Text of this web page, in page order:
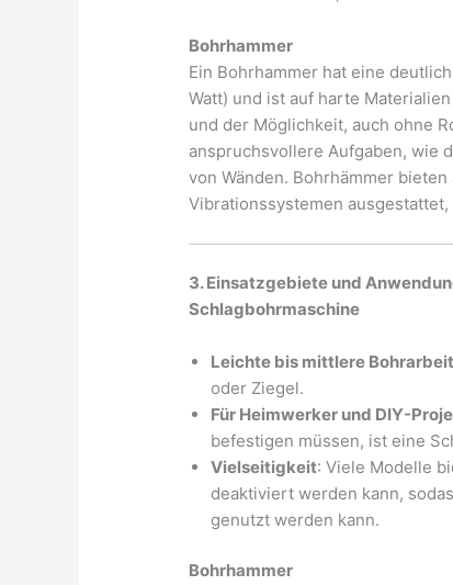
Bohrhammer
Ein Bohrhammer hat eine
Watt) und ist auf harte
und der Möglichkeit, auch ohne
anspruchsvollere Aufgaben, wie
von Wänden. Bohrhämmer
Vibrationssystemen
3. Einsatzgebiete und
Schlagbohrmaschine
Leichte bis mittlere
oder Ziegel.
Für Heimwerker und DIY-
befestigen müssen, ist eine
Vielseitigkeit: Viele Modelle
deaktiviert werden kann,
genutzt werden kann.
Bohrhammer